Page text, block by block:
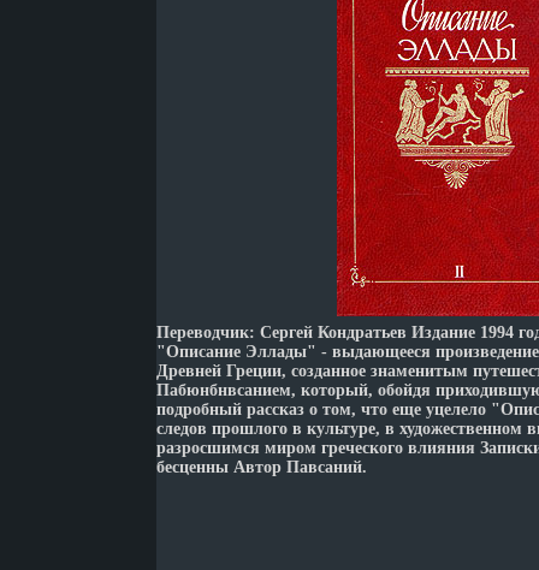
Переводчик: Сергей Кондратьев Издание 1994
"Описание Эллады" - выдающееся
Древней Греции, созданное знаменитым
Пабюнбнвсанием, который, обойдя
подробный рассказ о том, что еще уцелело
следов прошлого в культуре, в художественном
разросшимся миром греческого влияния
бесценны Автор Павсаний.